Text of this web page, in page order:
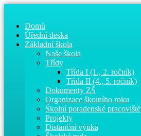
Domů
Úřední deska
Základní škola
Naše škola
Třídy
Třída I (1., 2. ročník)
Třída II (4., 5. ročník)
Dokumenty ZŠ
Organizace školního roku
Školní poradenské pracoviště
Projekty
Distanční výuka